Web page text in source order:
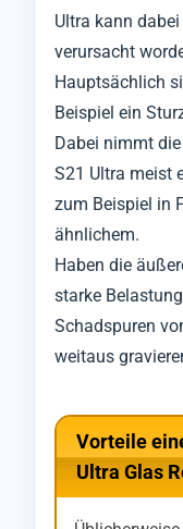
Ultra kann
verursacht
Hauptsächlich
Beispiel ein
Dabei nimmt
S21 Ultra meist
zum Beispiel in
ähnlichem.
Haben die
starke
Schadspuren
weitaus
Vorteile
Ultra Glas